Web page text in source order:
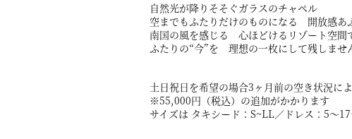
自然光が降りそそぐガラスのチャペル
空までもふたりだけのものになる 開放感あ
南国の風を感じる 心ほどけるリゾート空
ふたりの“今”を 理想の一枚にして残しませ
土日祝日を希望の場合3ヶ月前の空き状況に
※55,000円（税込）の追加がかかります
サイズは タキシード：S~LL／ドレス：5～